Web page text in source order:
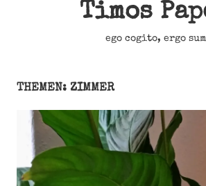
Timos
ego cogito, ergo sum
THEMEN: ZIMMER